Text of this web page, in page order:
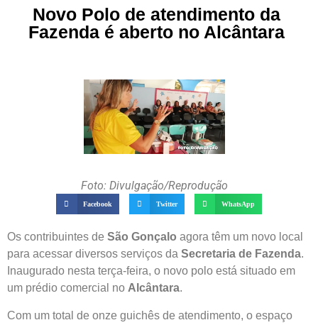
Novo Polo de atendimento da
Fazenda é aberto no Alcântara
Foto: Divulgação/Reprodução
Facebook Twitter WhatsApp
Os contribuintes de São Gonçalo agora têm um novo local
para acessar diversos serviços da Secretaria de Fazenda.
Inaugurado nesta terça-feira, o novo polo está situado em
um prédio comercial no Alcântara.
Com um total de onze guichês de atendimento, o espaço